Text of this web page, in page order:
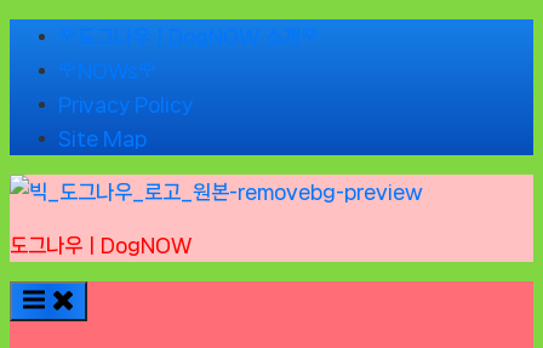
Skip
content
🌹도그나우ㅣDogNOW 소개🌹
🌹NOWs🌹
Privacy Policy
Site Map
도그나우ㅣDogNOW